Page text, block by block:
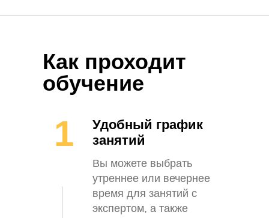
Удобный график
занятий
Как проходит
обучение
1
Вы можете выбрать
утреннее или вечернее
время для занятий с
экспертом, а также